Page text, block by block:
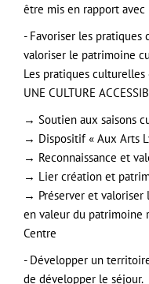
être mis en rapport
- Favoriser les
valoriser le patrimoine
Les pratiques
UNE CULTURE
→ Soutien aux saisons
→ Dispositif « Aux Arts
→ Reconnaissance et
→ Lier création et
→ Préserver et valoriser
en valeur du patrimoine
Centre
- Développer un
de développer le séjour.